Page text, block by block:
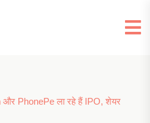
PhonePe ला रहे हैं IPO, शेयर